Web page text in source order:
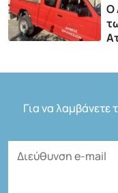
Ο
Για να